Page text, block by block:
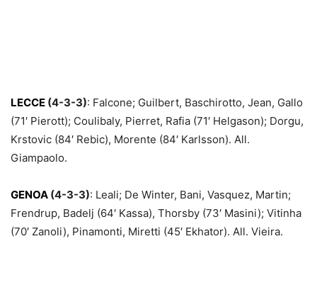
LECCE (4-3-3): Falcone; Guilbert, Baschirotto, Jean, Gallo
(71′ Pierott); Coulibaly, Pierret, Rafia (71′ Helgason); Dorgu,
Krstovic (84′ Rebic), Morente (84′ Karlsson). All.
Giampaolo.
GENOA (4-3-3): Leali; De Winter, Bani, Vasquez, Martin;
Frendrup, Badelj (64′ Kassa), Thorsby (73′ Masini); Vitinha
(70′ Zanoli), Pinamonti, Miretti (45′ Ekhator). All. Vieira.